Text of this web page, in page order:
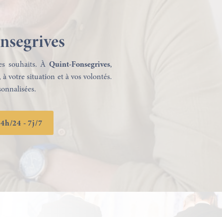
souhaits. À Quint-Fonsegrives,
à votre situation et à vos volontés.
24 - 7j/7